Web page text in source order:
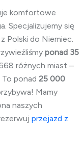
komfortowe
. Specjalizujemy się
Polski do Niemiec.
ponad 35
różnych miast –
ponad 25 000
Mamy
naszych
przejazd z